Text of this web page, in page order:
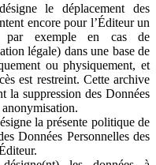
le déplacement des
encore pour l’Éditeur un
par exemple en cas de
légale) dans une base de
ou physiquement, et
est restreint. Cette archive
la suppression des Données
la présente politique de
Données Personnelles des